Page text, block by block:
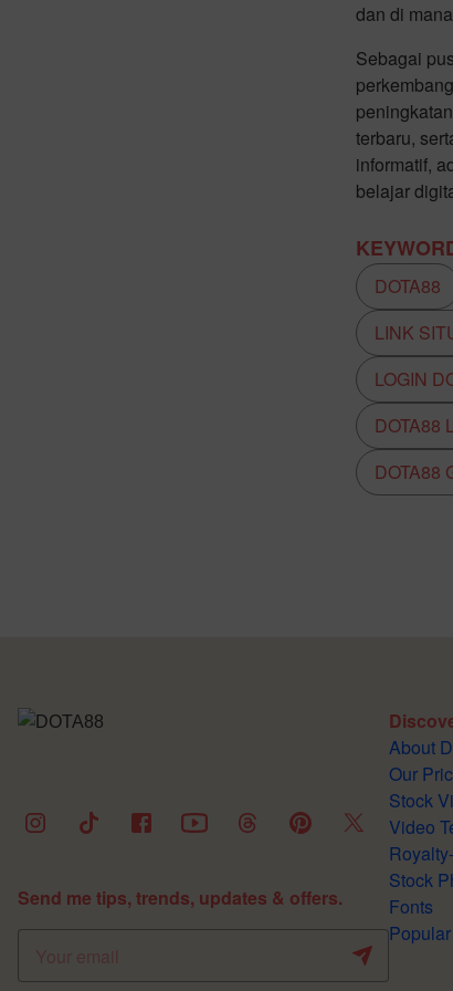
dan di
Sebagai
terbaru,
informatif,
belajar
DOTA88
LINK
LOGIN
DOTA88
DOTA88
Send me tips, trends, updates & offers.
About
Our
Stock
Video
Stock
Fonts